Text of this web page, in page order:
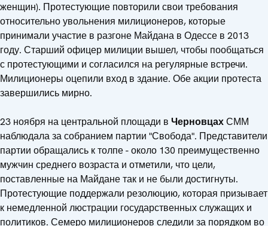
женщин). Протестующие повторили свои требования
относительно увольнения милиционеров, которые
принимали участие в разгоне Майдана в Одессе в 2013
году. Старший офицер милиции вышел, чтобы пообщаться
с протестующими и согласился на регулярные встречи.
Милиционеры оцепили вход в здание. Обе акции протеста
завершились мирно.
23 ноября на центральной площади в ЧерновцахСММ
наблюдала за собранием партии "Свобода". Представители
партии обращались к толпе - около 130 преимущественно
мужчин среднего возраста и отметили, что цели,
поставленные на Майдане так и не были достигнуты.
Протестующие поддержали резолюцию, которая призывает
к немедленной люстрации государственных служащих и
политиков. Семеро милиционеров следили за порядком во